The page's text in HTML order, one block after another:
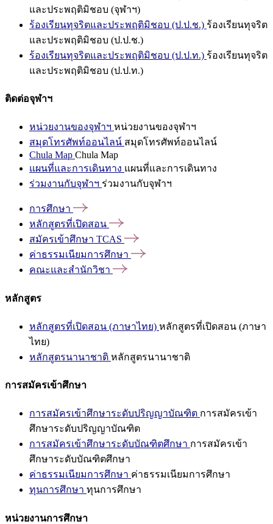
และประพฤติมิชอบ (จุฬาฯ)
ร้องเรียนทุจริตและประพฤติมิชอบ (ป.ป.ช.) ร้องเรียนทุจริต
และประพฤติมิชอบ (ป.ป.ช.)
ร้องเรียนทุจริตและประพฤติมิชอบ (ป.ป.ท.) ร้องเรียนทุจริต
และประพฤติมิชอบ (ป.ป.ท.)
ติดต่อจุฬาฯ
หน่วยงานของจุฬาฯ หน่วยงานของจุฬาฯ
สมุดโทรศัพท์ออนไลน์ สมุดโทรศัพท์ออนไลน์
Chula Map Chula Map
แผนที่และการเดินทาง แผนที่และการเดินทาง
ร่วมงานกับจุฬาฯ ร่วมงานกับจุฬาฯ
การศึกษา
หลักสูตรที่เปิดสอน
สมัครเข้าศึกษา TCAS
ค่าธรรมเนียมการศึกษา
คณะและสำนักวิชา
หลักสูตร
หลักสูตรที่เปิดสอน (ภาษาไทย) หลักสูตรที่เปิดสอน (ภาษา
ไทย)
หลักสูตรนานาชาติ หลักสูตรนานาชาติ
การสมัครเข้าศึกษา
การสมัครเข้าศึกษาระดับปริญญาบัณฑิต การสมัครเข้า
ศึกษาระดับปริญญาบัณฑิต
การสมัครเข้าศึกษาระดับบัณฑิตศึกษา การสมัครเข้า
ศึกษาระดับบัณฑิตศึกษา
ค่าธรรมเนียมการศึกษา ค่าธรรมเนียมการศึกษา
ทุนการศึกษา ทุนการศึกษา
หน่วยงานการศึกษา